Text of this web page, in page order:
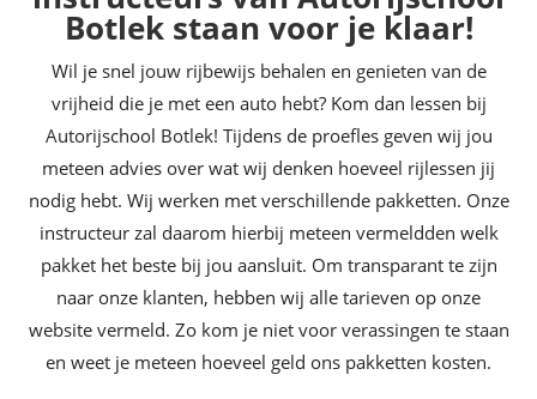
Botlek staan voor je klaar!
Wil je snel jouw rijbewijs behalen en genieten van de
vrijheid die je met een auto hebt? Kom dan lessen bij
Autorijschool Botlek! Tijdens de proefles geven wij jou
meteen advies over wat wij denken hoeveel rijlessen jij
nodig hebt. Wij werken met verschillende pakketten. Onze
instructeur zal daarom hierbij meteen vermeldden welk
pakket het beste bij jou aansluit. Om transparant te zijn
naar onze klanten, hebben wij alle tarieven op onze
website vermeld. Zo kom je niet voor verassingen te staan
en weet je meteen hoeveel geld ons pakketten kosten.